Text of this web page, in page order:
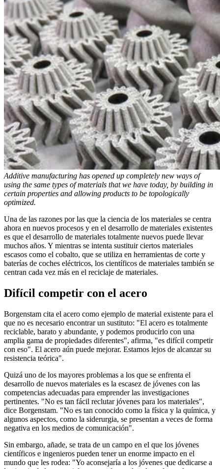
Additive manufacturing has opened up completely new ways of
using the same types of materials that we have today, by building in
certain properties and allowing products to be topologically
optimized.
Una de las razones por las que la ciencia de los materiales se centra
ahora en nuevos procesos y en el desarrollo de materiales existentes
es que el desarrollo de materiales totalmente nuevos puede llevar
muchos años. Y mientras se intenta sustituir ciertos materiales
escasos como el cobalto, que se utiliza en herramientas de corte y
baterías de coches eléctricos, los científicos de materiales también se
centran cada vez más en el reciclaje de materiales.
Difícil competir con el acero
Borgenstam cita el acero como ejemplo de material existente para el
que no es necesario encontrar un sustituto: "El acero es totalmente
reciclable, barato y abundante, y podemos producirlo con una
amplia gama de propiedades diferentes", afirma, "es difícil competir
con eso". El acero aún puede mejorar. Estamos lejos de alcanzar su
resistencia teórica".
Quizá uno de los mayores problemas a los que se enfrenta el
desarrollo de nuevos materiales es la escasez de jóvenes con las
competencias adecuadas para emprender las investigaciones
pertinentes. "No es tan fácil reclutar jóvenes para los materiales",
dice Borgenstam. "No es tan conocido como la física y la química, y
algunos aspectos, como la siderurgia, se presentan a veces de forma
negativa en los medios de comunicación".
Sin embargo, añade, se trata de un campo en el que los jóvenes
científicos e ingenieros pueden tener un enorme impacto en el
mundo que les rodea: "Yo aconsejaría a los jóvenes que dedicarse a